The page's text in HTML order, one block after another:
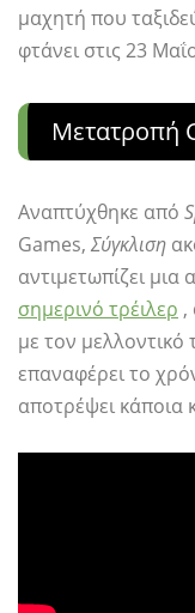
μαχητή που
φτάνει στις 23
Μετατροπή
Αναπτύχθηκε από
Games, Σύγκλιση
αντιμετωπίζει
σημερινό τρέιλερ ,
με τον
επαναφέρει το
αποτρέψει κάποια